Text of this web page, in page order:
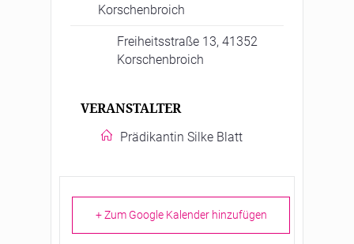
Korschenbroich
Freiheitsstraße 13, 41352
Korschenbroich
VERANSTALTER
Prädikantin Silke Blatt
+ Zum Google Kalender hinzufügen